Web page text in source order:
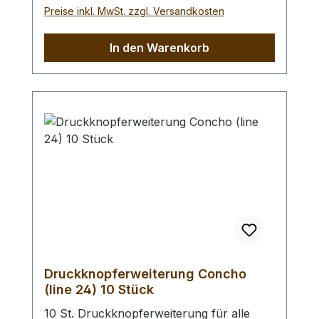
Preise inkl. MwSt. zzgl. Versandkosten
In den Warenkorb
Druckknopferweiterung Concho
(line 24) 10 Stück
10 St. Druckknopferweiterung für alle